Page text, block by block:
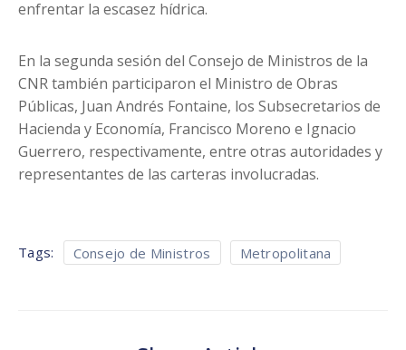
enfrentar la escasez hídrica.
En la segunda sesión del Consejo de Ministros de la
CNR también participaron el Ministro de Obras
Públicas, Juan Andrés Fontaine, los Subsecretarios de
Hacienda y Economía, Francisco Moreno e Ignacio
Guerrero, respectivamente, entre otras autoridades y
representantes de las carteras involucradas.
Tags: Consejo de Ministros Metropolitana